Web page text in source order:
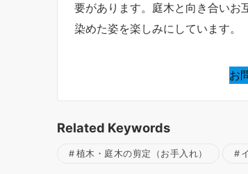
要があります。庭木と向き合いお
染めた姿を楽しみにしています。
お
Related Keywords
植木・庭木の剪定（お手入れ）